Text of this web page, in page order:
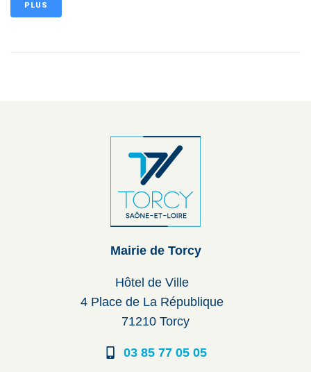
PLUS
Mairie de Torcy
Hôtel de Ville
4 Place de La République
71210 Torcy
03 85 77 05 05